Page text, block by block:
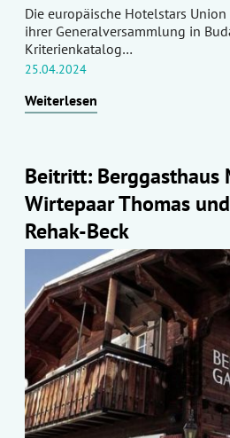
Die europäische Hotelstars
ihrer Generalversammlung in
Kriterienkatalog…
25.04.2024
Weiterlesen
Beitritt: Berggasthaus
Wirtepaar Thomas
Rehak-Beck